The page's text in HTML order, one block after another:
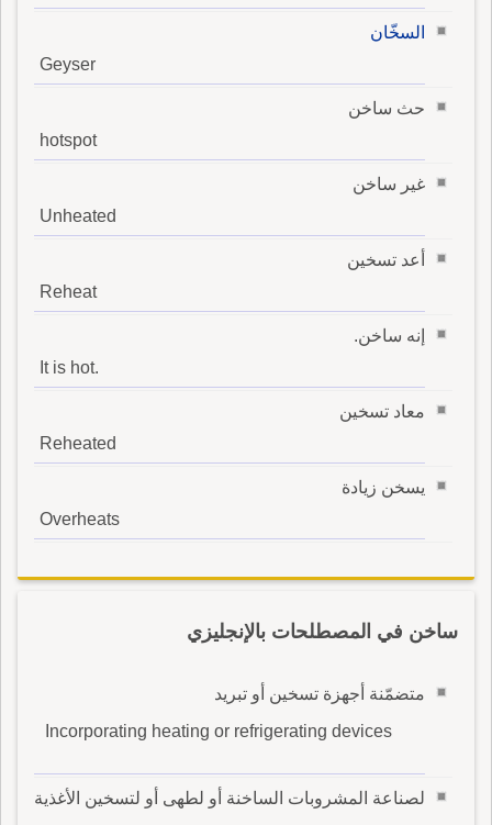
السخّان
Geyser
حث ساخن
hotspot
غير ساخن
Unheated
أعد تسخين
Reheat
إنه ساخن.
It is hot.
معاد تسخين
Reheated
يسخن زيادة
Overheats
ساخن في المصطلحات بالإنجليزي
متضمّنة أجهزة تسخين أو تبريد
Incorporating heating or refrigerating devices
لصناعة المشروبات الساخنة أو لطهى أو لتسخين الأغذية